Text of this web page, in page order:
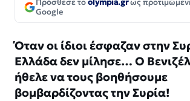
Πρόσθεσε τοolympia.grως
Google
Όταν οι ίδιοι έσφαζαν στην
Ελλάδα δεν μίλησε… Ο
ήθελε να τους βοηθήσουμε
βομβαρδίζοντας την Συρία!